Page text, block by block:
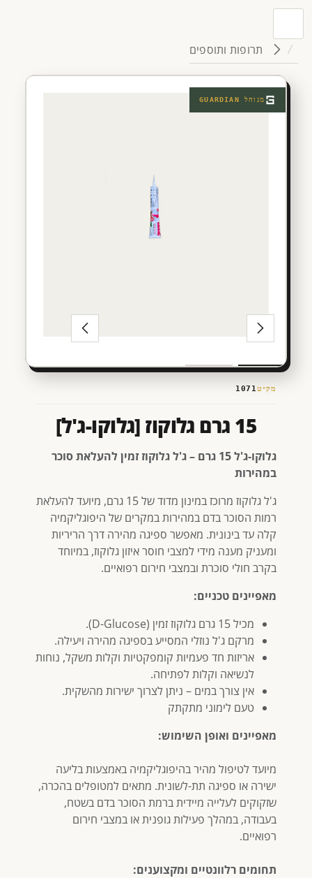
תרופות ותוספים
מנוהל GUARDIAN
מק״ט1071
15 גרם גלוקוז [גלוקו-ג'ל]
גלוקו-ג'ל 15 גרם – ג'ל גלוקוז זמין להעלאת סוכר
במהירות
ג'ל גלוקוז מרוכז במינון מדוד של 15 גרם, מיועד להעלאת
רמות הסוכר בדם במהירות במקרים של היפוגליקמיה
קלה עד בינונית. מאפשר ספיגה מהירה דרך הריריות
ומעניק מענה מידי למצבי חוסר איזון גלוקוז, במיוחד
בקרב חולי סוכרת ובמצבי חירום רפואיים.
מאפיינים טכניים:
מכיל 15 גרם גלוקוז זמין (D-Glucose).
מרקם ג'ל נוזלי המסייע בספיגה מהירה ויעילה.
אריזות חד פעמיות קומפקטיות וקלות משקל, נוחות
לנשיאה וקלות לפתיחה.
אין צורך במים – ניתן לצרוך ישירות מהשקית.
טעם לימוני מתקתק
מאפיינים ואופן השימוש:
מיועד לטיפול מהיר בהיפוגליקמיה באמצעות בליעה
ישירה או ספיגה תת-לשונית. מתאים למטופלים בהכרה,
שזקוקים לעלייה מיידית ברמת הסוכר בדם בשטח,
בעבודה, במהלך פעילות גופנית או במצבי חירום
רפואיים.
תחומים רלוונטיים ומקצוענים: